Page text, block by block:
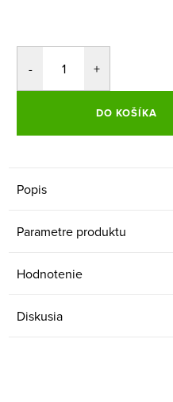
DO KOŠÍKA
Popis
Parametre produktu
Hodnotenie
Diskusia